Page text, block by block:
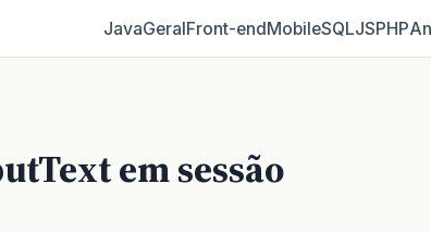
JavaGeralFront‑endMobileSQLJSPHP
em sessão